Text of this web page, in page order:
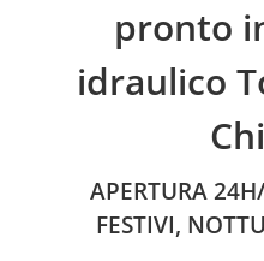
pronto
idraulico
APERTURA
FESTIVI,